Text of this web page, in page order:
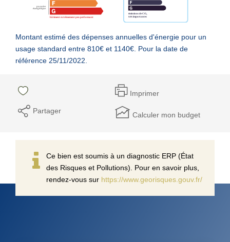
Montant estimé des dépenses annuelles d'énergie pour un
usage standard entre 810€ et 1140€. Pour la date de
référence 25/11/2022.
Imprimer
Partager Calculer mon budget
Ce bien est soumis à un diagnostic ERP (État
des Risques et Pollutions). Pour en savoir plus,
rendez-vous sur https://www.georisques.gouv.fr/